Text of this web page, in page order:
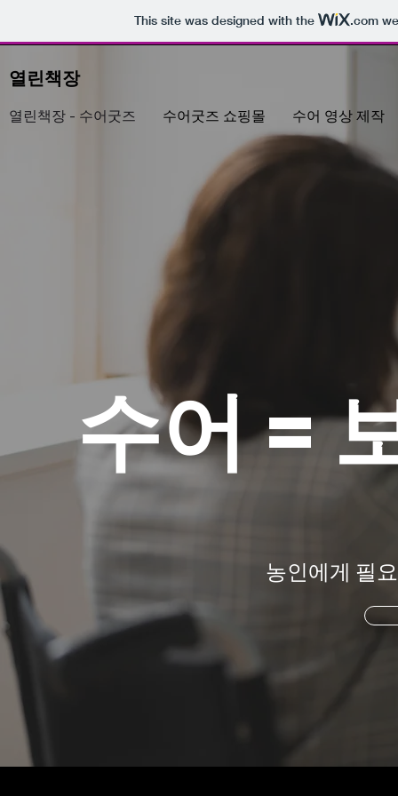
This site was designed with the .com
열린책장
열린책장 - 수어굿즈 수어굿즈 쇼핑몰 수어 영상 제작
수어 =
농인에게 필